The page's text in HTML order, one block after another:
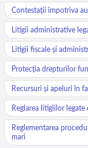
Contestații împotriva
Litigii administrative
Litigii fiscale și
Protecția drepturilor
Recursuri și apeluri în
Reglarea litigiilor
Reglementarea
mari